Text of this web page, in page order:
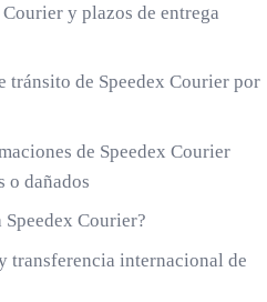
y plazos de entrega
tránsito de Speedex Courier por
de Speedex Courier
o dañados
Speedex Courier?
transferencia internacional de